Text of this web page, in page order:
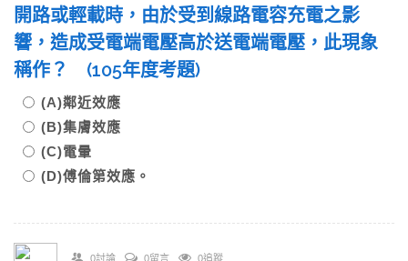
開路或輕載時，由於受到線路電容充電之影
響，造成受電端電壓高於送電端電壓，此現象
稱作？ (105年度考題)
(A)鄰近效應
(B)集膚效應
(C)電暈
(D)傅倫第效應。
0討論 0留言 0追蹤